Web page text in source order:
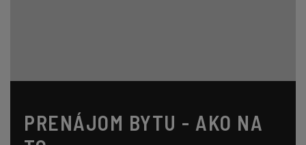
PRENÁJOM BYTU - AKO NA